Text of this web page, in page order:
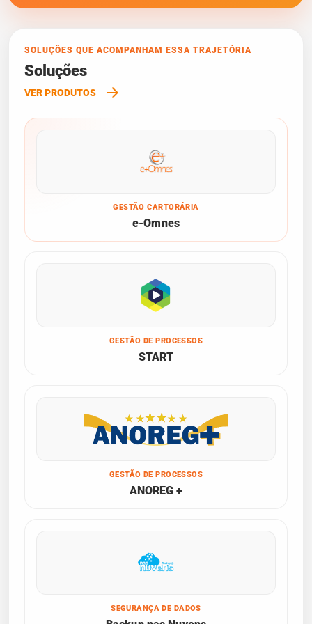
SOLUÇÕES QUE ACOMPANHAM ESSA TRAJETÓRIA
Soluções
VER PRODUTOS arrow_forward
GESTÃO CARTORÁRIA
e-Omnes
GESTÃO DE PROCESSOS
START
GESTÃO DE PROCESSOS
ANOREG +
SEGURANÇA DE DADOS